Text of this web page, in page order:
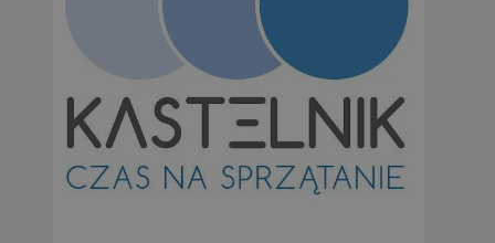
orzesze.com.pl
QeSessID orzesze.com.pl
MvSessID orzesze.com.pl